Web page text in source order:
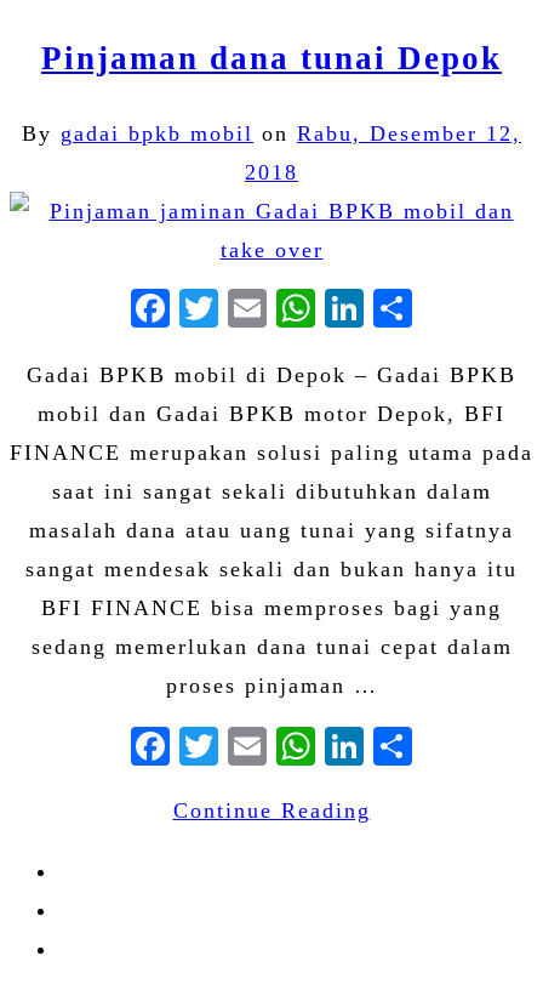
Pinjaman dana tunai Depok
By gadai bpkb mobil on Rabu, Desember 12,
2018
Facebook
Twitter
EmailWhatsApp
LinkedIn
Gadai BPKB mobil di Depok – Gadai BPKB
mobil dan Gadai BPKB motor Depok, BFI
FINANCE merupakan solusi paling utama pada
saat ini sangat sekali dibutuhkan dalam
masalah dana atau uang tunai yang sifatnya
sangat mendesak sekali dan bukan hanya itu
BFI FINANCE bisa memproses bagi yang
sedang memerlukan dana tunai cepat dalam
proses pinjaman …
Facebook
Twitter
EmailWhatsApp
LinkedIn
Continue Reading